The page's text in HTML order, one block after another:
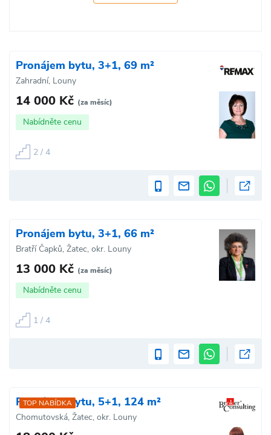
Pronájem bytu, 3+1, 69 m²
Zahradní, Louny
14 000 Kč (za měsíc)
Nabídněte cenu
2 / 4
Pronájem bytu, 3+1, 66 m²
Bratří Čapků, Žatec, okr. Louny
13 000 Kč (za měsíc)
Nabídněte cenu
1 / 4
TOP NABÍDKA
Pronájem bytu, 5+1, 124 m²
Chomutovská, Žatec, okr. Louny